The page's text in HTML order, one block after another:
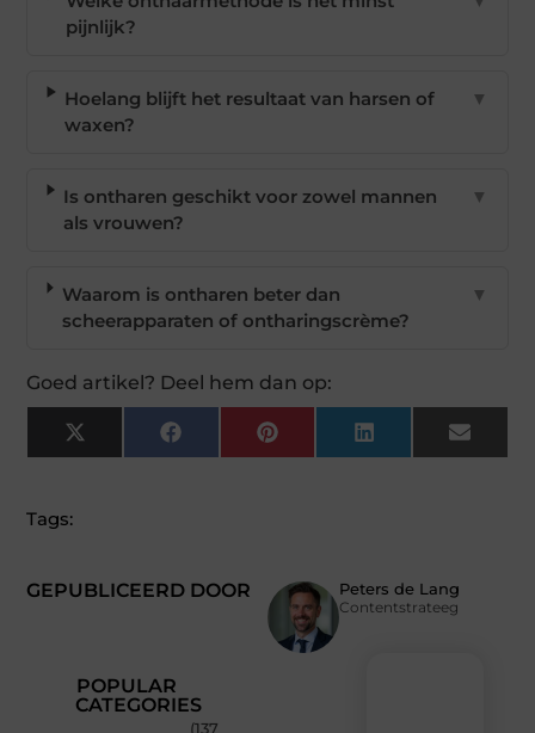
pijnlijk?
Hoelang blijft het resultaat van harsen of
waxen?
▼
Is ontharen geschikt voor zowel mannen
als vrouwen?
▼
Waarom is ontharen beter dan
scheerapparaten of ontharingscrème?
▼
Goed artikel? Deel hem dan op:
X
(Twitter)
FacebookPinterest LinkedIn Email
GEPUBLICEERD DOOR Peters de Lang
Contentstrateeg
Tags:
POPULAR
CATEGORIES
(137